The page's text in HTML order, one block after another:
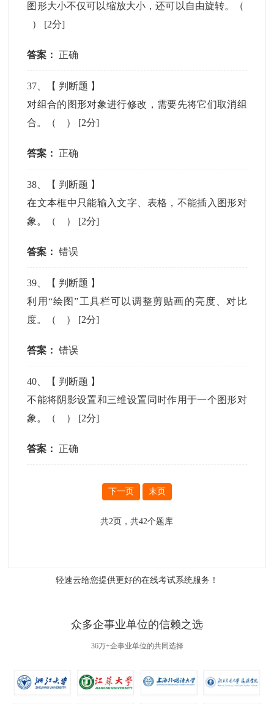
图形大小不仅可以缩放大小，还可以自由旋转。（
） [2分]
答案： 正确
37 、【 判断题 】
对组合的图形对象进行修改，需要先将它们取消组
合。（ ） [2分]
答案： 正确
38 、【 判断题 】
在文本框中只能输入文字、表格，不能插入图形对
象。（ ） [2分]
答案： 错误
39 、【 判断题 】
利用“绘图”工具栏可以调整剪贴画的亮度、对比
度。（ ） [2分]
答案： 错误
40 、【 判断题 】
不能将阴影设置和三维设置同时作用于一个图形对
象。（ ） [2分]
答案： 正确
下一页 末页
共2页，共42个题库
轻速云给您提供更好的在线考试系统服务！
众多企事业单位的信赖之选
36万+企事业单位的共同选择